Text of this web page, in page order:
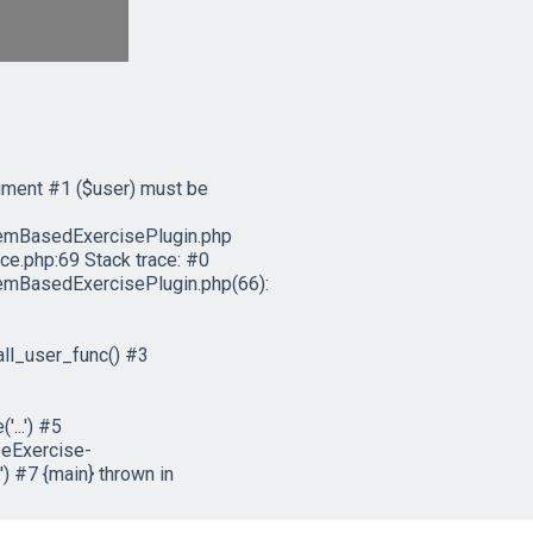
#1 ($user) must be
Stack trace: #0
#3
#5
#7 {main} thrown in